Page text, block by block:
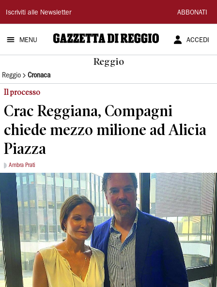
Gazzetta
di
Reggio
Iscriviti alle Newsletter ABBONATI
MENU ACCEDI
Reggio
Reggio Cronaca
Il processo
Crac Reggiana, Compagni
chiede mezzo milione ad Alicia
Piazza
Ambra Prati